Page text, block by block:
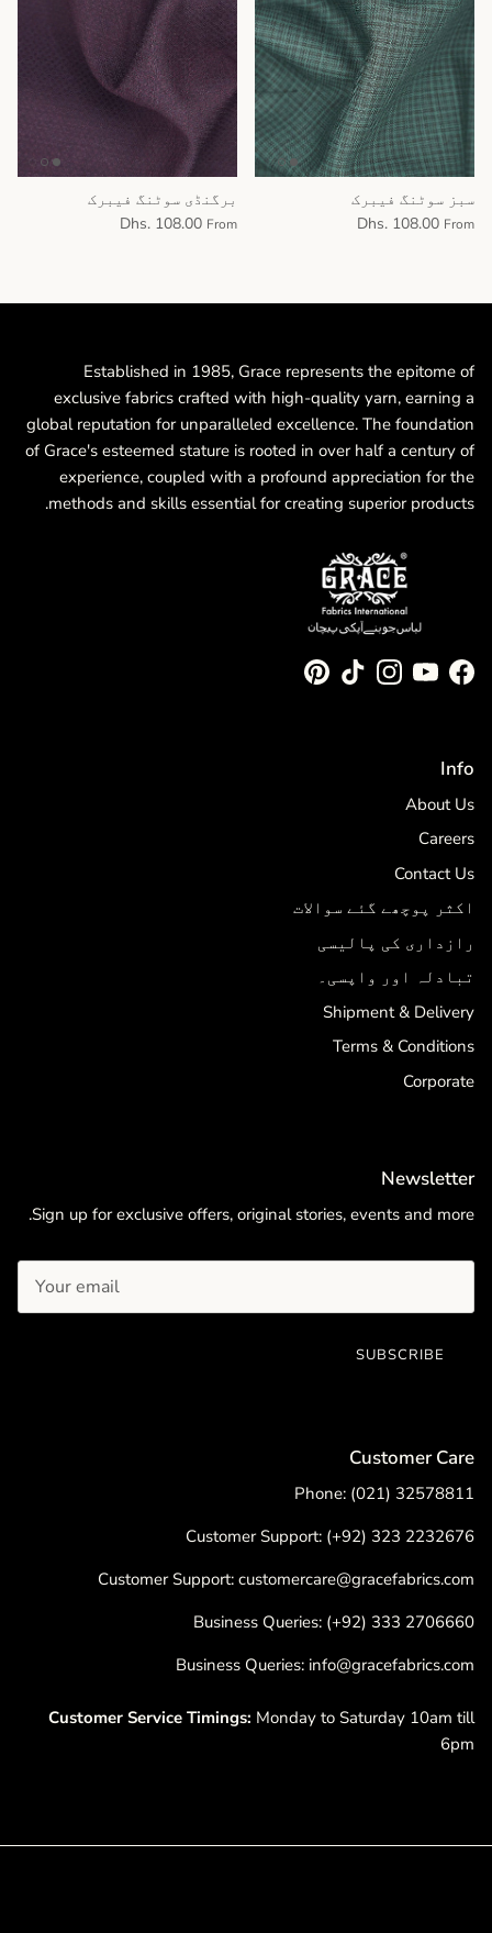
سبز سوٹنگ فیبرک
From
Dhs. 108.00
برگنڈی سوٹنگ فیبرک
From
Dhs. 108.00
Established in 1985, Grace represents the epitome of
exclusive fabrics crafted with high-quality yarn, earning a
global reputation for unparalleled excellence. The foundation
of Grace's esteemed stature is rooted in over half a century of
experience, coupled with a profound appreciation for the
methods and skills essential for creating superior products.
Facebook
YouTube
Instagram
TikTok
Pinterest
Info
About Us
Careers
Contact Us
اکثر پوچھے گئے سوالات
رازداری کی پالیسی
تبادلہ اور واپسی۔
Shipment & Delivery
Terms & Conditions
Corporate
Newsletter
Sign up for exclusive offers, original stories, events and more.
SUBSCRIBE
Customer Care
Phone: (021) 32578811
Customer Support: (+92) 323 2232676
Customer Support: customercare@gracefabrics.com
Business Queries: (+92) 333 2706660
Business Queries: info@gracefabrics.com
Customer Service Timings: Monday to Saturday 10am till
6pm